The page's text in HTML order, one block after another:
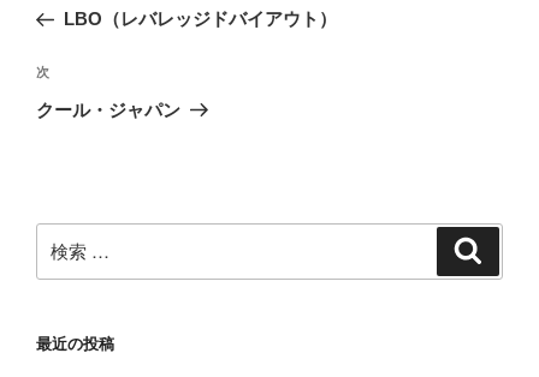
ナ
ビ
ゲ
ン
去
投
稿
LBO（レバレッジドバイアウト）
次
の
次
クール・ジャパン
索:
最近の投稿